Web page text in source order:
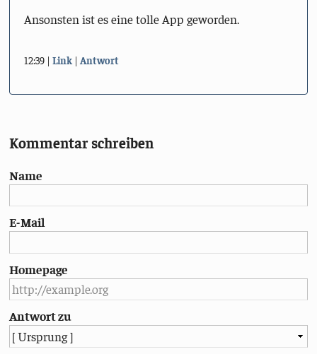
Ansonsten ist es eine tolle App geworden.
12:39 Link Antwort
Kommentar schreiben
Name
E-Mail
Homepage
Antwort zu